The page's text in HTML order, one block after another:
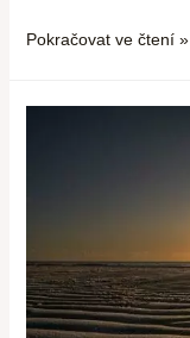
Pokračovat ve čtení »